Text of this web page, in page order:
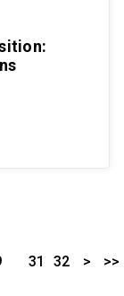
31 32 > >>